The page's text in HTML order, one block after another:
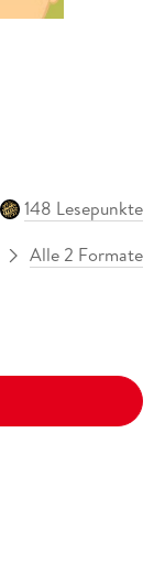
148 Lesepunkte
Alle 2 Formate